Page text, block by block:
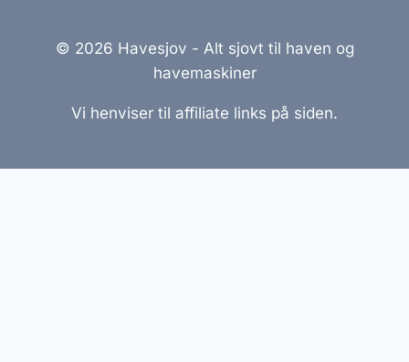
© 2026 Havesjov - Alt sjovt til haven og
havemaskiner
Vi henviser til affiliate links på siden.